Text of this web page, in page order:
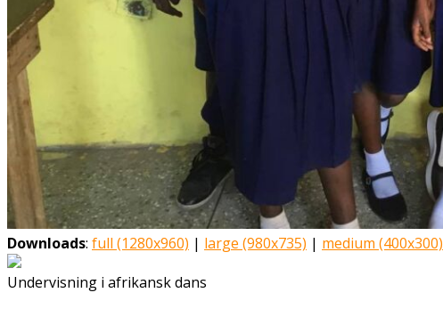
Downloads: full (1280x960) | large (980x735) | medium (400x300)
Undervisning i afrikansk dans